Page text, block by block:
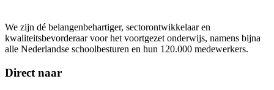
We zijn dé belangenbehartiger, sectorontwikkelaar en
kwaliteitsbevorderaar voor het voortgezet onderwijs, namens bijna
alle Nederlandse schoolbesturen en hun 120.000 medewerkers.
Direct naar